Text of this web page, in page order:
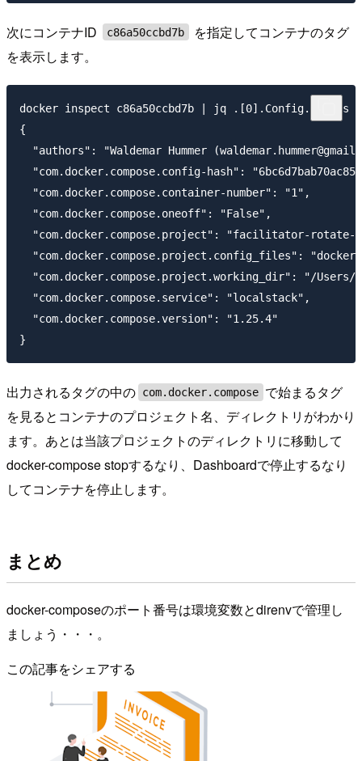
次にコンテナID c86a50ccbd7b
を指定してコンテナのタグ
を表示します。
docker inspect c86a50ccbd7b | jq .[0].Config.Labels
{
"authors": "Waldemar Hummer
"com.docker.compose.config-hash":
  "com.docker.compose.container-number": "1",
  "com.docker.compose.oneoff": "False",
"com.docker.compose.project": "facilitator-rotate-
"com.docker.compose.project.config_files":
"com.docker.compose.project.working_dir": "/
  "com.docker.compose.service": "localstack",
  "com.docker.compose.version": "1.25.4"
出力されるタグの中の com.docker.compose で始まるタグ
を見るとコンテナのプロジェクト名、ディレクトリがわかり
ます。あとは当該プロジェクトのディレクトリに移動して
docker-compose stopするなり、Dashboardで停止するなり
してコンテナを停止します。
まとめ
docker-composeのポート番号は環境変数とdirenvで管理し
ましょう・・・。
この記事をシェアする